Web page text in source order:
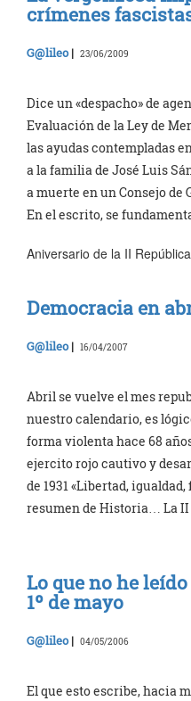
crímenes
G@lileo| 23/06/2009
Dice un «despacho» de
Evaluación de la Ley de
las ayudas contempladas
a la familia de José Luis
a muerte en un Consejo de
En el escrito, se
Aniversario de la II República
Democracia en
G@lileo| 16/04/2007
Abril se vuelve el mes
nuestro calendario, es
forma violenta hace 68
ejercito rojo cautivo y
de 1931 «Libertad,
resumen de Historia… La
Lo que no he
1º de mayo
G@lileo| 04/05/2006
El que esto escribe, hacia